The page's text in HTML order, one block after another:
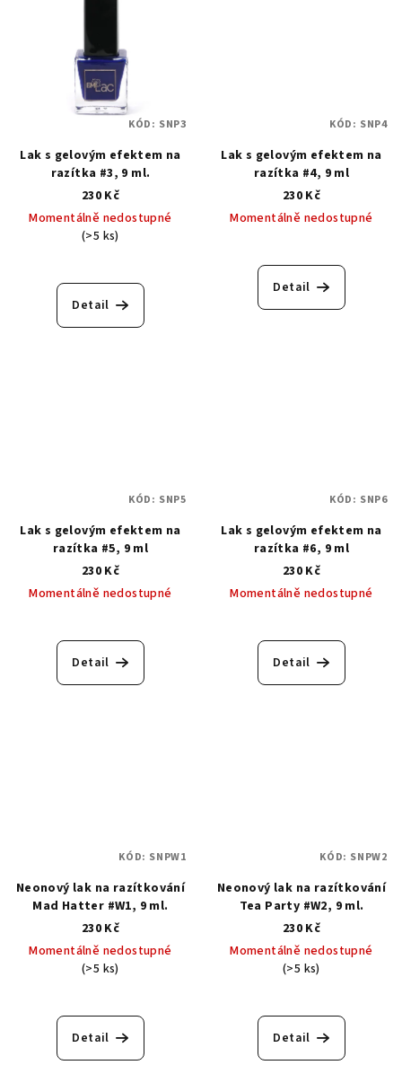
Lak s gelovým efektem na
razítka #3, 9 ml.
230 Kč
Momentálně nedostupné
(>5 ks)
Detail
KÓD: SNP3
Lak s gelovým efektem na
razítka #4, 9 ml
230 Kč
Momentálně nedostupné
Detail
KÓD: SNP4
Lak s gelovým efektem na
razítka #5, 9 ml
230 Kč
Momentálně nedostupné
Detail
KÓD: SNP5
Lak s gelovým efektem na
razítka #6, 9 ml
230 Kč
Momentálně nedostupné
Detail
KÓD: SNP6
Neonový lak na razítkování
Mad Hatter #W1, 9 ml.
230 Kč
Momentálně nedostupné
(>5 ks)
Detail
KÓD: SNPW1
Neonový lak na razítkování
Tea Party #W2, 9 ml.
230 Kč
Momentálně nedostupné
(>5 ks)
Detail
KÓD: SNPW2